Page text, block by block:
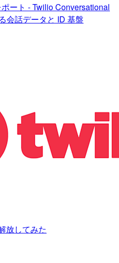
ート - Twilio Conversational
会話データと ID 基盤
放してみた